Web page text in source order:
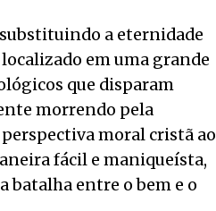
a eternidade
em uma grande
que disparam
morrendo pela
moral cristã ao
fácil e maniqueísta,
batalha entre o bem e o